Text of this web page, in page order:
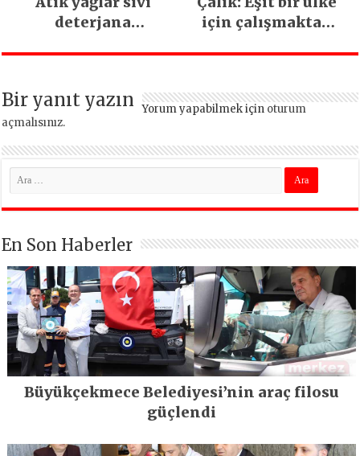
deterjana
için çalışmaktan
Bir yanıt yazın Yorum yapabilmek için oturum
açmalısınız.
En Son Haberler
Büyükçekmece Belediyesi’nin araç filosu
güçlendi